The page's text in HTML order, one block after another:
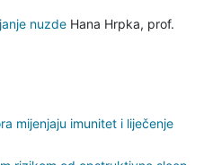
nuzde Hana Hrpka, prof.
mijenjaju imunitet i liječenje